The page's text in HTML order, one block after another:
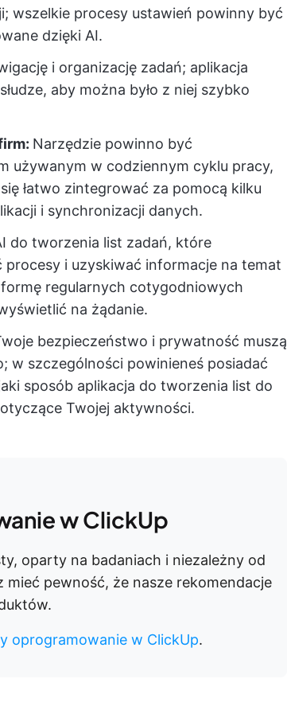
wszelkie procesy ustawień powinny być
dzięki AI.
i organizację zadań; aplikacja
aby można było z niej szybko
Narzędzie powinno być
używanym w codziennym cyklu pracy,
łatwo zintegrować za pomocą kilku
i synchronizacji danych.
do tworzenia list zadań, które
i uzyskiwać informacje na temat
regularnych cotygodniowych
na żądanie.
bezpieczeństwo i prywatność muszą
w szczególności powinieneś posiadać
sposób aplikacja do tworzenia list do
Twojej aktywności.
w ClickUp
oparty na badaniach i niezależny od
pewność, że nasze rekomendacje
oprogramowanie w ClickUp.